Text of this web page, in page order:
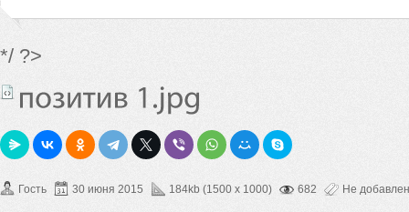
*/ ?>
Гость 30 июня 2015 184kb (1500 x 1000) 682 Не